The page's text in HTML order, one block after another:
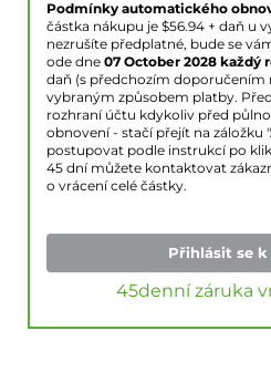
Podmínky automatického
částka nákupu je $56.94 + daň u
nezrušíte předplatné, bude se
ode dne 07 October 2028 každý
daň (s předchozím doporučením
vybraným způsobem platby.
rozhraní účtu kdykoliv před
obnovení - stačí přejít na záložku
postupovat podle instrukcí po
45 dní můžete kontaktovat
o vrácení celé částky.
Přihlásit se
45denní záruka